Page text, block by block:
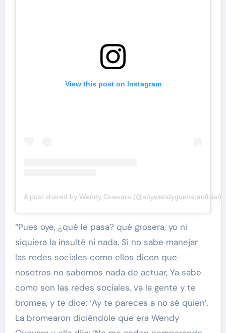
View this post on Instagram
A post shared by Wendy Guevara (@soywendyguevaraoficial)
“Pues oye, ¿qué le pasa? qué grosera, yo ni
siquiera la insulté ni nada. Si no sabe manejar
las redes sociales como ellos dicen que
nosotros no sabemos nada de actuar, Ya sabe
como son las redes sociales, va la gente y te
bromea, y te dice: ‘Ay te pareces a no sé quien’.
La bromearon diciéndole que era Wendy